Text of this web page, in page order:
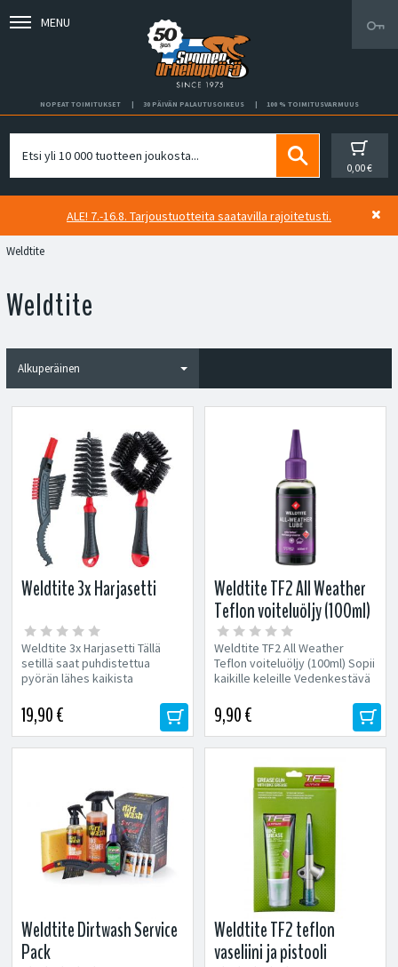
MENU
NOPEAT TOIMITUKSET 30 PÄIVÄN PALAUTUSOIKEUS 100 % TOIMITUSVARMUUS
0,00 €
ALE! 7.-16.8. Tarjoustuotteita saatavilla rajoitetusti.
Weldtite
Weldtite
Weldtite 3x Harjasetti
Weldtite 3x Harjasetti Tällä
setillä saat puhdistettua
pyörän lähes kaikista
19,90 €
Weldtite TF2 All Weather
Teflon voiteluöljy (100ml)
Weldtite TF2 All Weather
Teflon voiteluöljy (100ml) Sopii
kaikille keleille Vedenkestävä
9,90 €
Weldtite Dirtwash Service
Pack
Weldtite TF2 teflon
vaseliini ja pistooli